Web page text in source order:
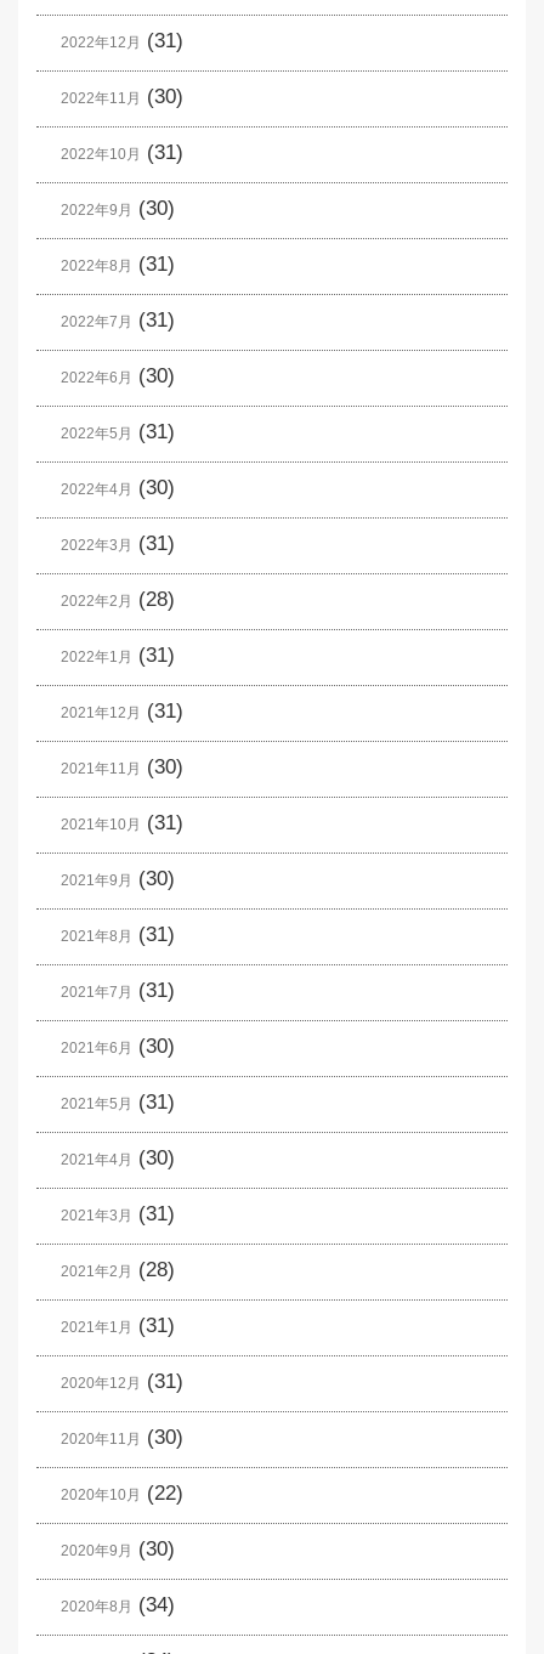
2022年12月 (31)
2022年11月 (30)
2022年10月 (31)
2022年9月 (30)
2022年8月 (31)
2022年7月 (31)
2022年6月 (30)
2022年5月 (31)
2022年4月 (30)
2022年3月 (31)
2022年2月 (28)
2022年1月 (31)
2021年12月 (31)
2021年11月 (30)
2021年10月 (31)
2021年9月 (30)
2021年8月 (31)
2021年7月 (31)
2021年6月 (30)
2021年5月 (31)
2021年4月 (30)
2021年3月 (31)
2021年2月 (28)
2021年1月 (31)
2020年12月 (31)
2020年11月 (30)
2020年10月 (22)
2020年9月 (30)
2020年8月 (34)